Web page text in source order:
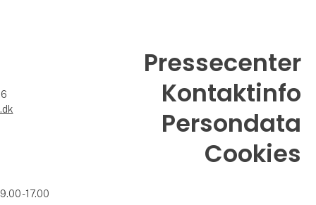
- 17.00
Pressecenter
Kontaktinfo
Persondata
Cookies